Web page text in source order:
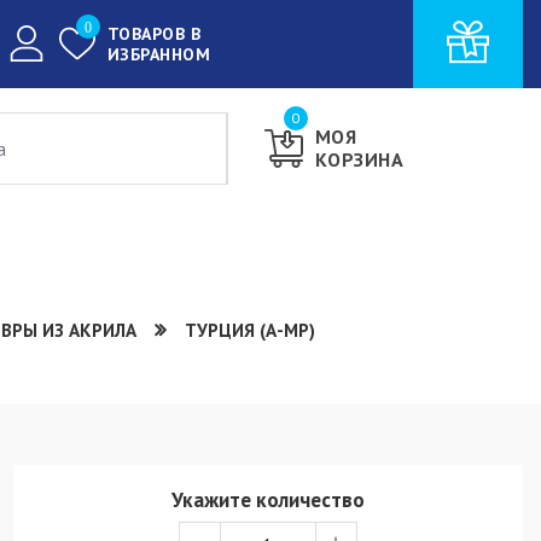
ТОВАРОВ В
ИЗБРАННОМ
0
МОЯ
КОРЗИНА
0
ИЗ АКРИЛА ТУРЦИЯ (А-МР)
Укажите количество